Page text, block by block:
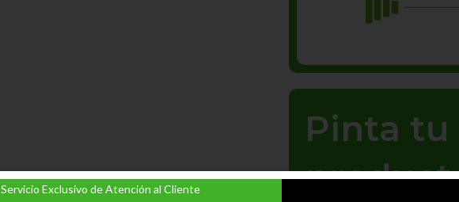
Pinta
Servicio Exclusivo de Atención al Cliente